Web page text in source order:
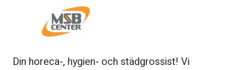
Din horeca-, hygien- och städgrossist! Vi